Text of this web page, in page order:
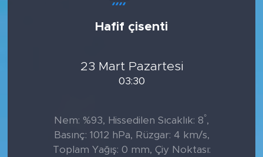
Hafif çisenti
23 Mart Pazartesi
03:30
Nem: %93, Hissedilen Sıcaklık: 8°,
Basınç: 1012 hPa, Rüzgar: 4 km/s,
Toplam Yağış: 0 mm, Çiy Noktası: